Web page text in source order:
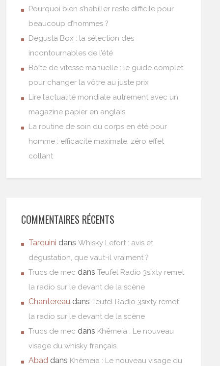
Pourquoi bien s’habiller reste difficile pour
beaucoup d’hommes ?
Degusta Box : la sélection des
incontournables de l’été
Boîte de vitesse manuelle : le guide complet
pour changer la vôtre au juste prix
Lire l’actualité mondiale autrement avec un
magazine papier en anglais
La routine de soin du corps en été pour
homme : efficacité maximale, zéro effet
collant
COMMENTAIRES RÉCENTS
Tarquini dansWhisky Lefort : avis et
dégustation, que vaut-il vraiment ?
Trucs de mec dansTeufel Radio 3sixty remet
la radio sur le devant de la scène
Chantereau dansTeufel Radio 3sixty remet
la radio sur le devant de la scène
Trucs de mec dans Khêmeia : Le nouveau
visage du whisky français.
Abad dans Khêmeia : Le nouveau visage du